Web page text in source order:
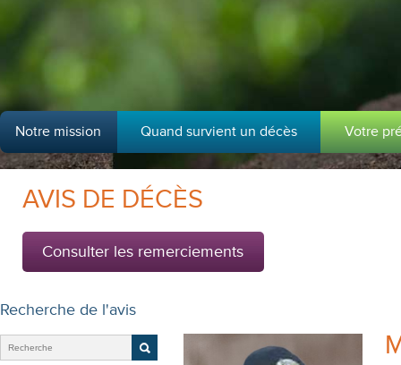
Notre mission Quand survient un décès Votre
AVIS DE DÉCÈS
Consulter les remerciements
Recherche de l'avis